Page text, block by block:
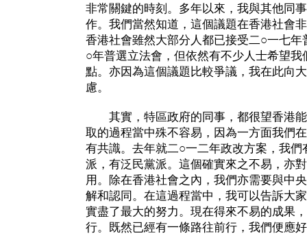
非常關鍵的時刻。多年以來，我與其他同
作。我們當然知道，這個議題在香港社會
香港社會雖然大部分人都已接受二○一七
○年普選立法會，但依然有不少人士希望
點。亦因為這個議題比較爭議，我在此向
慮。
其實，特區政府的同事，都很望香港能
取的過程當中殊不容易，因為一方面我們
有共識。去年就二○一二年政改方案，我
派，有泛民黨派。這個確實來之不易，亦
用。除在香港社會之內，我們亦需要與中
解和認同。在這過程當中，我可以告訴大
實盡了最大的努力。現在得來不易的成果
行。既然已經有一條路往前行，我們便應